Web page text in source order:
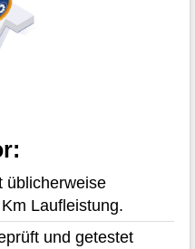
üblicherweise
Laufleistung.
und getestet